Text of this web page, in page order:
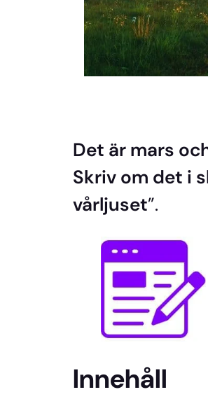
Det är mars
Skriv om det i
vårljuset”.
Innehåll